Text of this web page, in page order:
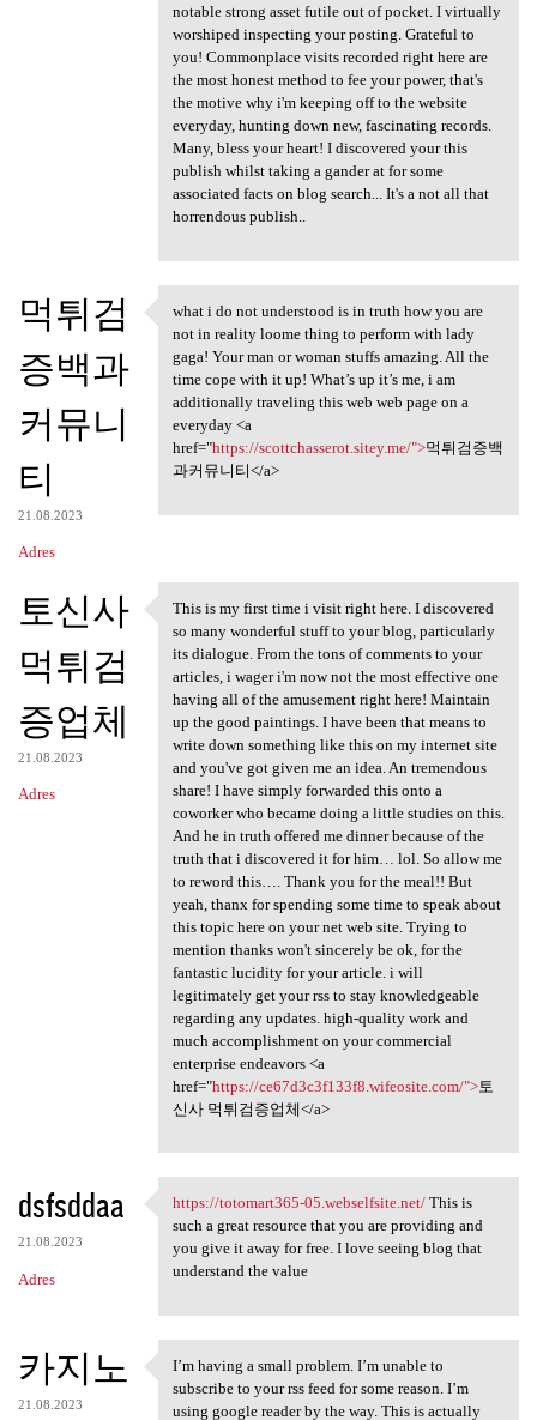
notable strong asset futile out of pocket. I virtually
worshiped inspecting your posting. Grateful to
you! Commonplace visits recorded right here are
the most honest method to fee your power, that's
the motive why i'm keeping off to the website
everyday, hunting down new, fascinating records.
Many, bless your heart! I discovered your this
publish whilst taking a gander at for some
associated facts on blog search... It's a not all that
horrendous publish..
먹튀검
증백과
커뮤니
티
21.08.2023
Adres
what i do not understood is
what i do not understood is in truth how you are
not in reality loome thing to perform with lady
gaga! Your man or woman stuffs amazing. All the
time cope with it up! What’s up it’s me, i am
additionally traveling this web web page on a
everyday <a
href="https://scottchasserot.sitey.me/">먹튀검증백
과커뮤니티</a>
토신사
먹튀검
증업체
21.08.2023
Adres
This is my first time i visit
This is my first time i visit right here. I discovered
so many wonderful stuff to your blog, particularly
its dialogue. From the tons of comments to your
articles, i wager i'm now not the most effective one
having all of the amusement right here! Maintain
up the good paintings. I have been that means to
write down something like this on my internet site
and you've got given me an idea. An tremendous
share! I have simply forwarded this onto a
coworker who became doing a little studies on this.
And he in truth offered me dinner because of the
truth that i discovered it for him… lol. So allow me
to reword this…. Thank you for the meal!! But
yeah, thanx for spending some time to speak about
this topic here on your net web site. Trying to
mention thanks won't sincerely be ok, for the
fantastic lucidity for your article. i will
legitimately get your rss to stay knowledgeable
regarding any updates. high-quality work and
much accomplishment on your commercial
enterprise endeavors <a
href="https://ce67d3c3f133f8.wifeosite.com/">토
신사 먹튀검증업체</a>
dsfsddaa
21.08.2023
Adres
https://totomart365-05
https://totomart365-05.webselfsite.net/This is
such a great resource that you are providing and
you give it away for free. I love seeing blog that
understand the value
카지노
21.08.2023
I’m having a small problem. I
I’m having a small problem. I’m unable to
subscribe to your rss feed for some reason. I’m
using google reader by the way. This is actually